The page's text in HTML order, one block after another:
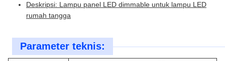
Deskripsi: Lampu panel LED dimmable untuk lampu LED
rumah tangga
Parameter teknis: